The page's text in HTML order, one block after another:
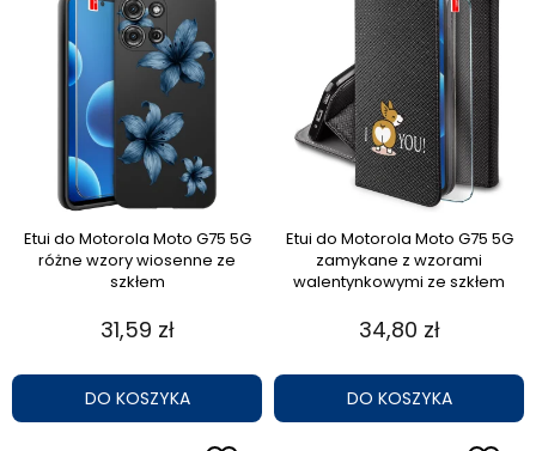
Etui do Motorola Moto G75 5G
różne wzory wiosenne ze
szkłem
31,59 zł
DO KOSZYKA
Etui do Motorola Moto G75 5G
zamykane z wzorami
walentynkowymi ze szkłem
34,80 zł
DO KOSZYKA